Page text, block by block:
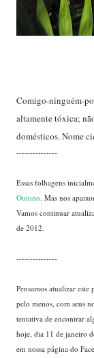
Comigo-ninguém-
altamente tóxica;
domésticos. Nome
---------------
Essas folhagens
Outono. Mas nos
Vamos continuar
de 2012.
---------------
Pensamos atualizar
pelo menos, com seus
tentativa de encontrar
hoje, dia 11 de janeiro
em nossa página do